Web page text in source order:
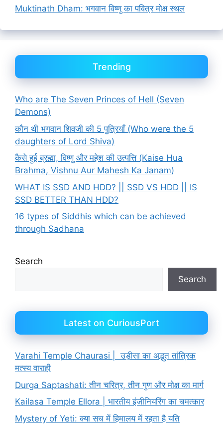
Muktinath Dham: भगवान विष्णु का पवित्र मोक्ष स्थल
Trending
Who are The Seven Princes of Hell (Seven
Demons)
कौन थी भगवान शिवजी की 5 पुत्रियाँ (Who were the 5
daughters of Lord Shiva)
कैसे हुई ब्रह्मा, विष्णु और महेश की उत्पत्ति (Kaise Hua
Brahma, Vishnu Aur Mahesh Ka Janam)
WHAT IS SSD AND HDD? || SSD VS HDD || IS
SSD BETTER THAN HDD?
16 types of Siddhis which can be achieved
through Sadhana
Search
Search
Latest on CuriousPort
Varahi Temple Chaurasi | उड़ीसा का अद्भुत तांत्रिक
मत्स्य वाराही
Durga Saptashati: तीन चरित्र, तीन गुण और मोक्ष का मार्ग
Kailasa Temple Ellora | भारतीय इंजीनियरिंग का चमत्कार
Mystery of Yeti: क्या सच में हिमालय में रहता है यति